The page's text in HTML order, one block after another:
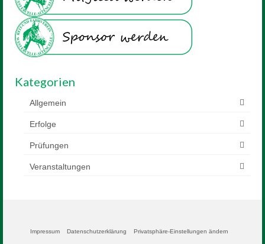
Kategorien
Allgemein
Erfolge
Prüfungen
Veranstaltungen
Impressum Datenschutzerklärung Privatsphäre-Einstellungen ändern